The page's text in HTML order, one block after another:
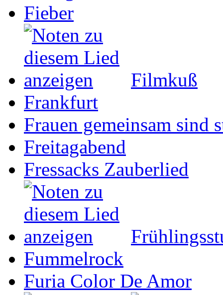
Fieber
Filmkuß
Frankfurt
Frauen gemeinsam sind
Freitagabend
Fressacks Zauberlied
Fummelrock
Furia Color De Amor